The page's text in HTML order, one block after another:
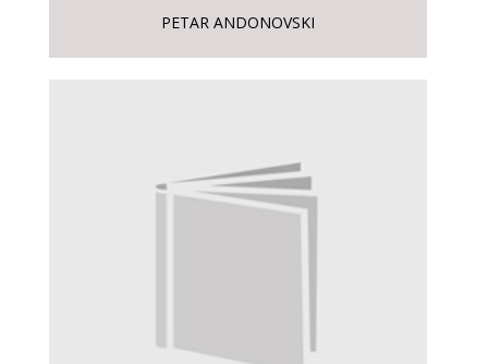
PETAR ANDONOVSKI